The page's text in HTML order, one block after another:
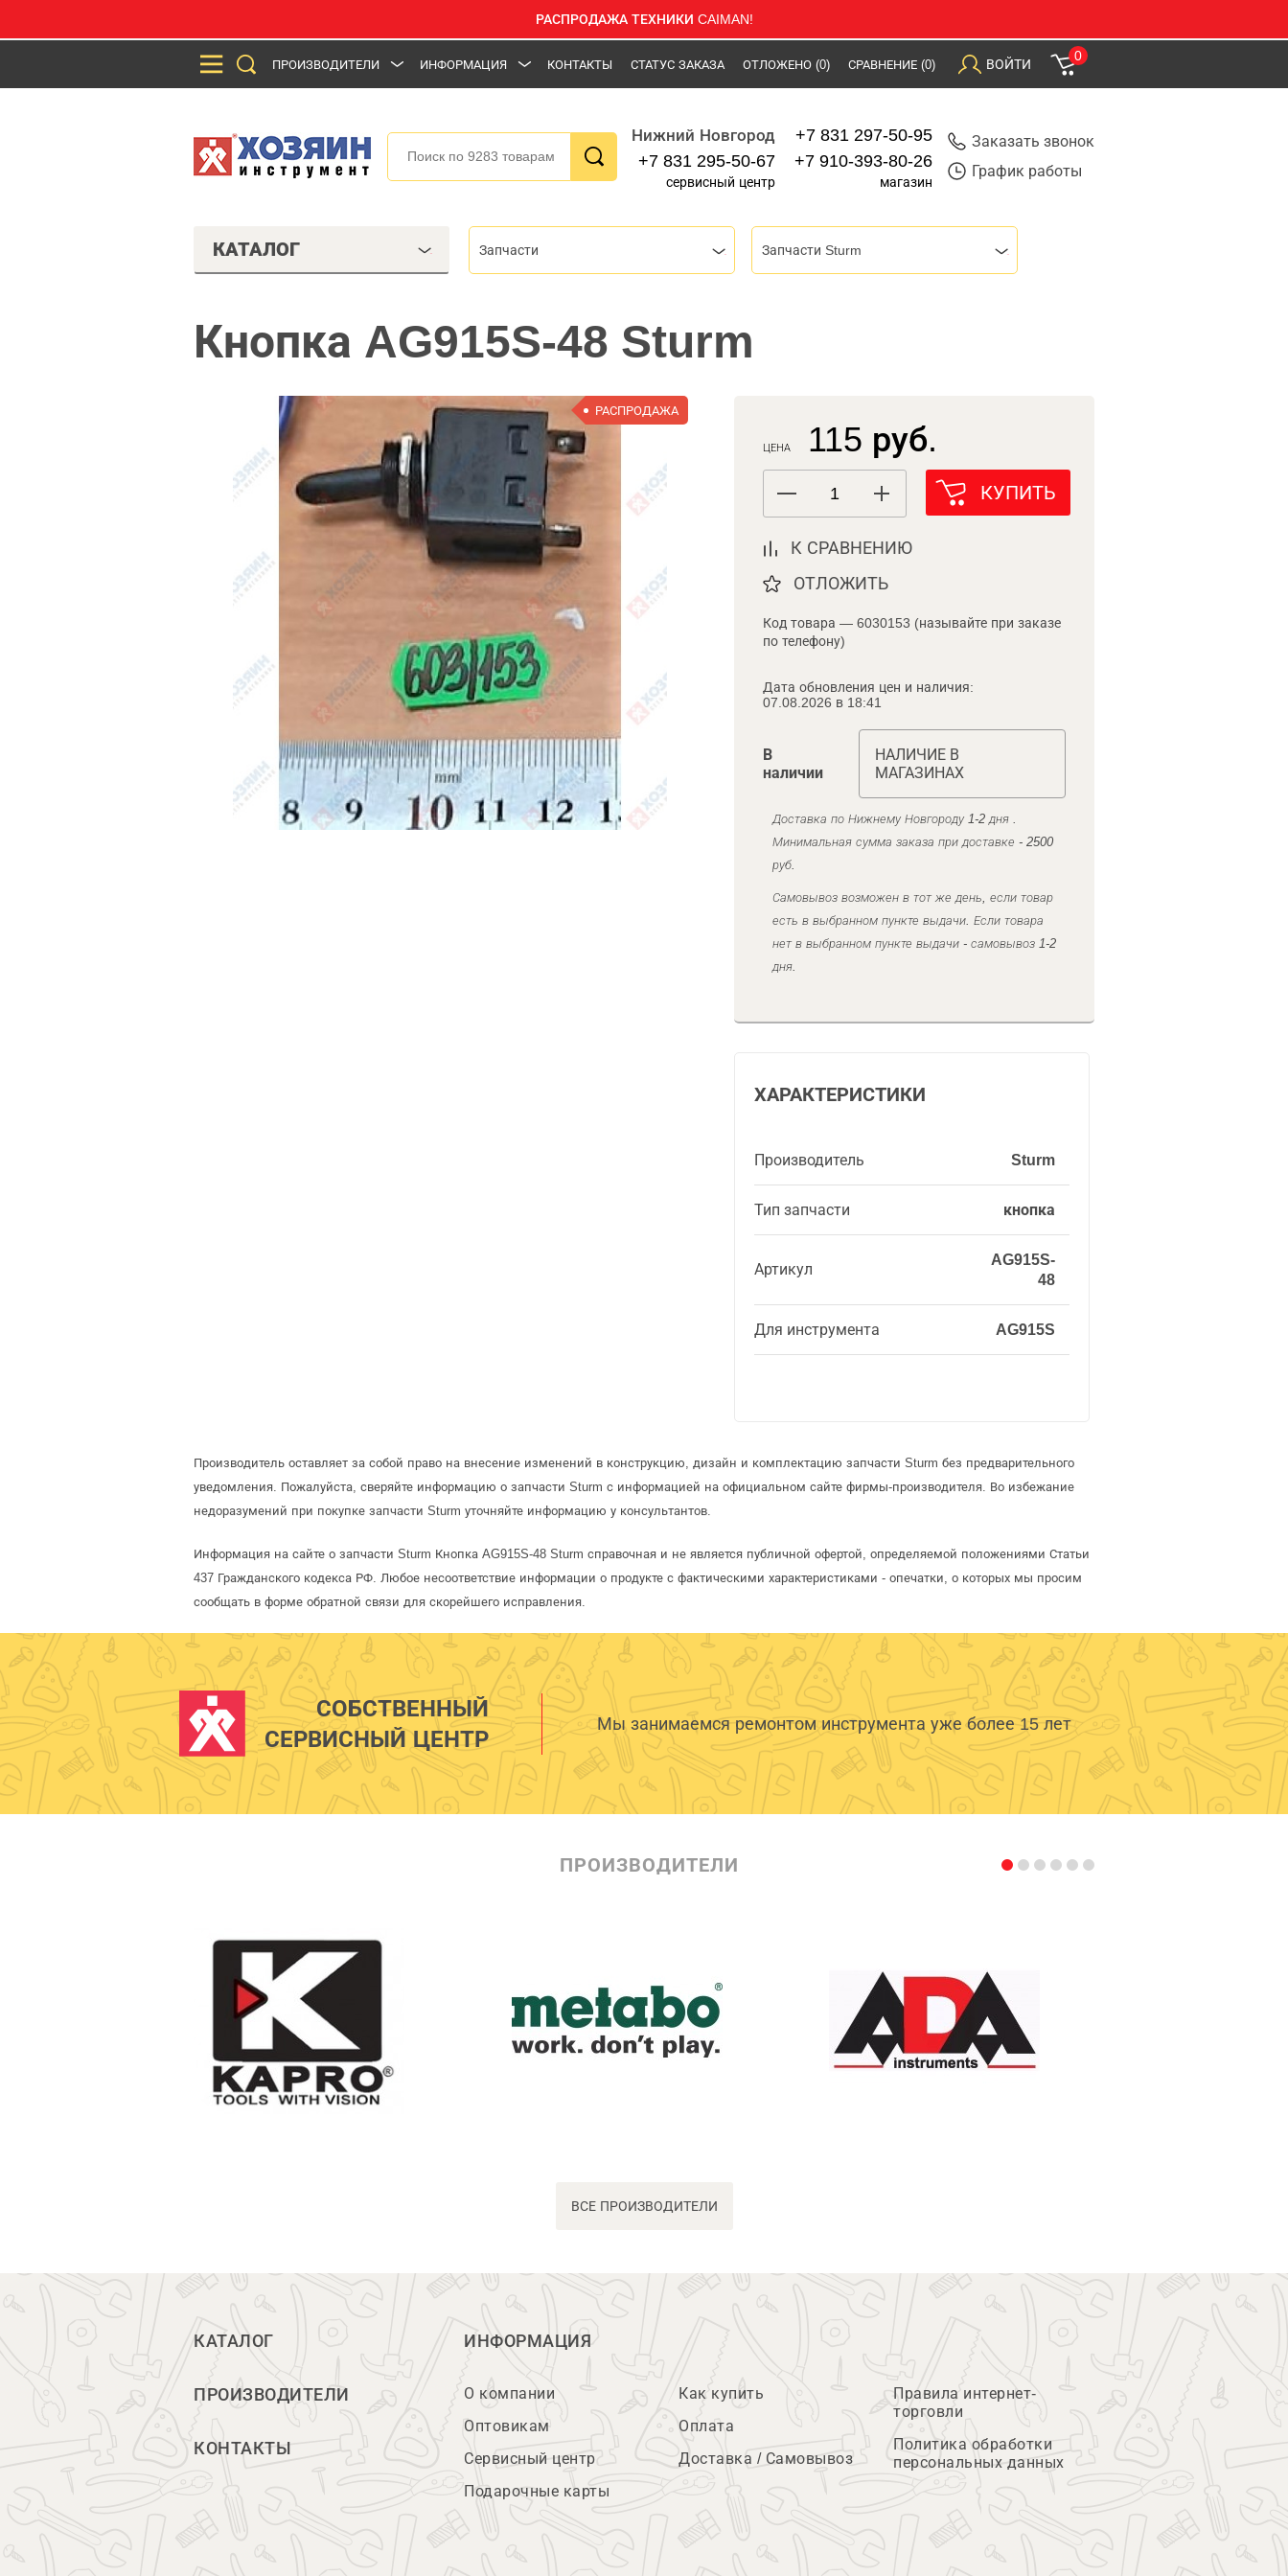
РАСПРОДАЖА ТЕХНИКИ CAIMAN!
ПРОИЗВОДИТЕЛИ ИНФОРМАЦИЯ КОНТАКТЫ СТАТУС ЗАКАЗА ОТЛОЖЕНО (0) СРАВНЕНИЕ (0) ВОЙТИ
0
Нижний Новгород
+7 831 295-50-67
сервисный центр
+7 831 297-50-95
+7 910-393-80-26
магазин
Заказать звонок
График работы
КАТАЛОГ Запчасти Запчасти Sturm
Кнопка AG915S-48 Sturm
РАСПРОДАЖА
ЦЕНА 115 руб.
КУПИТЬ
К СРАВНЕНИЮ
ОТЛОЖИТЬ
Код товара — 6030153 (называйте при заказе
по телефону)
Дата обновления цен и наличия:
07.08.2026 в 18:41
В
наличии
НАЛИЧИЕ В
МАГАЗИНАХ
Доставка по Нижнему Новгороду 1-2 дня .
Минимальная сумма заказа при доставке - 2500
руб.
Самовывоз возможен в тот же день, если товар
есть в выбранном пункте выдачи. Если товара
нет в выбранном пункте выдачи - самовывоз 1-2
дня.
ХАРАКТЕРИСТИКИ
Производитель Sturm
Тип запчасти кнопка
Артикул
AG915S-
48
Для инструмента AG915S
Производитель оставляет за собой право на внесение изменений в конструкцию, дизайн и комплектацию запчасти Sturm без предварительного
уведомления. Пожалуйста, сверяйте информацию о запчасти Sturm с информацией на официальном сайте фирмы-производителя. Во избежание
недоразумений при покупке запчасти Sturm уточняйте информацию у консультантов.
Информация на сайте о запчасти Sturm Кнопка AG915S-48 Sturm справочная и не является публичной офертой, определяемой положениями Статьи
437 Гражданского кодекса РФ. Любое несоответствие информации о продукте с фактическими характеристиками - опечатки, о которых мы просим
сообщать в форме обратной связи для скорейшего исправления.
СОБСТВЕННЫЙ
СЕРВИСНЫЙ ЦЕНТР
Мы занимаемся ремонтом инструмента уже более 15 лет
ПРОИЗВОДИТЕЛИ
ВСЕ ПРОИЗВОДИТЕЛИ
КАТАЛОГ
ПРОИЗВОДИТЕЛИ
КОНТАКТЫ
ИНФОРМАЦИЯ
О компании
Оптовикам
Сервисный центр
Подарочные карты
Как купить
Оплата
Доставка / Самовывоз
Правила интернет-
торговли
Политика обработки
персональных данных